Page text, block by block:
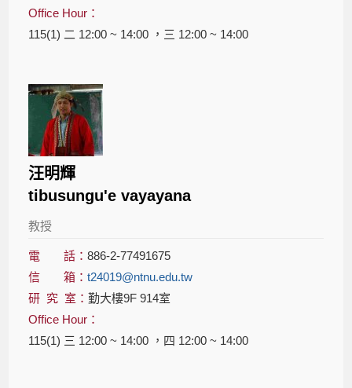
Office Hour：
115(1) 二 12:00 ~ 14:00 ，三 12:00 ~ 14:00
汪明輝
tibusungu'e vayayana
教授
電 話：886-2-77491675
信 箱：t24019@ntnu.edu.tw
研 究 室：勤大樓9F 914室
Office Hour：
115(1) 三 12:00 ~ 14:00 ，四 12:00 ~ 14:00